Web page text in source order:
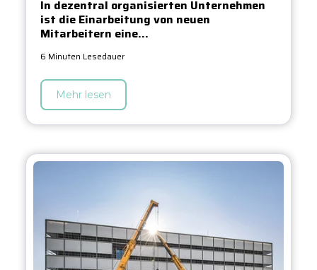
In dezentral organisierten Unternehmen
ist die Einarbeitung von neuen
Mitarbeitern eine...
6 Minuten Lesedauer
Mehr lesen